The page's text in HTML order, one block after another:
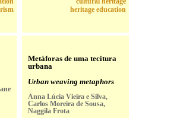
heritage education
Metáforas de uma tecitura
urbana
Urban weaving metaphors
Anna Lúcia Vieira e Silva,
Carlos Moreira de Sousa,
Naggila Frota